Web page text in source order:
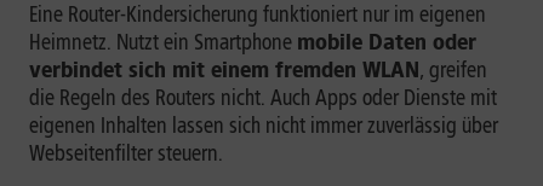
Eine Router-Kindersicherung funktioniert nur im eigenen
Heimnetz. Nutzt ein Smartphone mobile Daten oder
verbindet sich mit einem fremden WLAN, greifen
die Regeln des Routers nicht. Auch Apps oder Dienste mit
eigenen Inhalten lassen sich nicht immer zuverlässig über
Webseitenfilter steuern.